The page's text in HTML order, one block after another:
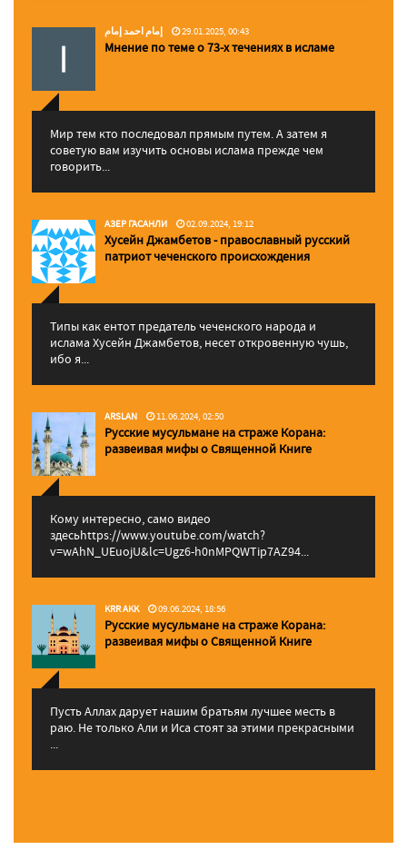
إمام احمد إمام 29.01.2025, 00:43
Мнение по теме о 73-х течениях в исламе
Мир тем кто последовал прямым путем. А затем я
советую вам изучить основы ислама прежде чем
говорить...
АЗЕР ГАСАНЛИ 02.09.2024, 19:12
Хусейн Джамбетов - православный русский
патриот чеченского происхождения
Типы как ентот предатель чеченского народа и
ислама Хусейн Джамбетов, несет откровенную чушь,
ибо я...
ARSLAN 11.06.2024, 02:50
Русские мусульмане на страже Корана:
pазвеивая мифы о Священной Книге
Кому интересно, само видео
здесьhttps://www.youtube.com/watch?
v=wAhN_UEuojU&lc=Ugz6-h0nMPQWTip7AZ94...
KRR AKK 09.06.2024, 18:56
Русские мусульмане на страже Корана:
pазвеивая мифы о Священной Книге
Пусть Аллах дарует нашим братьям лучшее месть в
раю. Не только Али и Иса стоят за этими прекрасными
...